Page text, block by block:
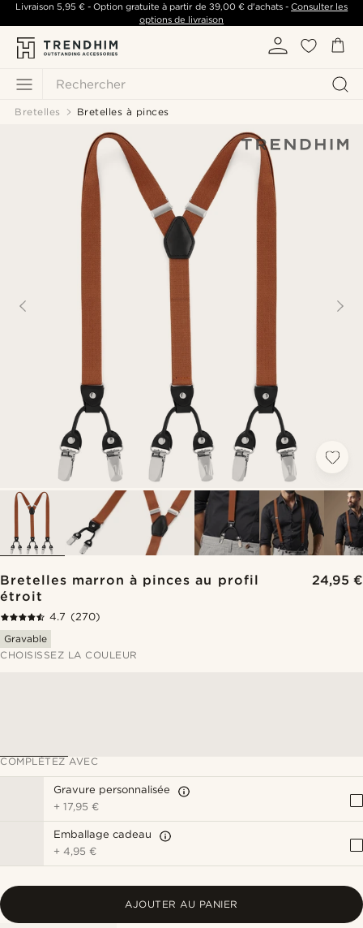
Rechercher
Livraison 5,95 €- Option gratuite à partir de 39,00 €d'achats -Consulter les
options de livraison
Bretelles Bretelles à pinces
Bretelles marron à pinces au profil
étroit
24,95 €
4.7 (270)
Gravable
CHOISISSEZ LA COULEUR
COMPLÉTEZ AVEC
Gravure personnalisée
+17,95 €
Emballage cadeau
+4,95 €
AJOUTER AU PANIER